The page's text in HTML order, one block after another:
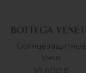
Солнцезащитные
очки
59 600 ₽